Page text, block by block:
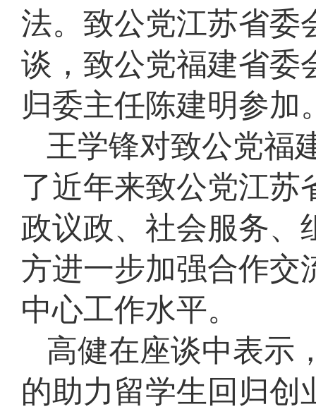
法。致公党江苏省委
谈，致公党福建省委
归委主任陈建明参加
王学锋对致公党福
了近年来致公党江苏
政议政、社会服务、
方进一步加强合作交
中心工作水平。
高健在座谈中表示
的助力留学生回归创